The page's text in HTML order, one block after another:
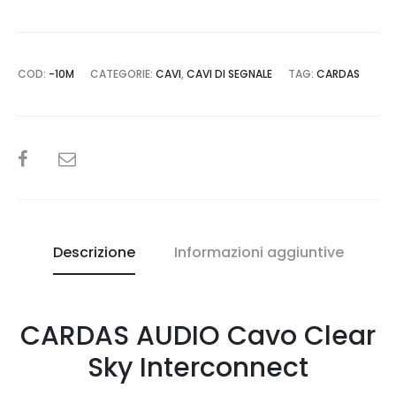
COD: -10M CATEGORIE: CAVI, CAVI DI SEGNALE TAG: CARDAS
SHARE
Descrizione Informazioni aggiuntive
CARDAS AUDIO Cavo Clear
Sky Interconnect